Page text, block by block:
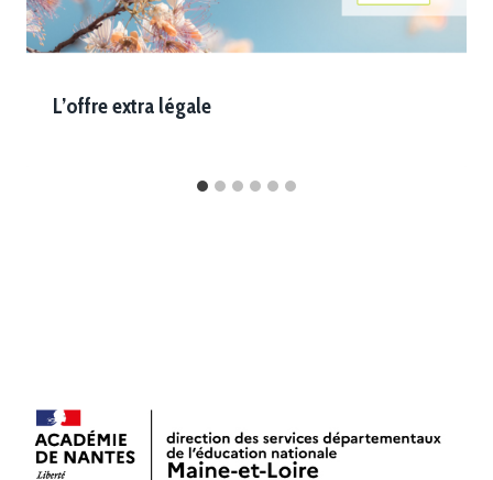
L’offre extra légale